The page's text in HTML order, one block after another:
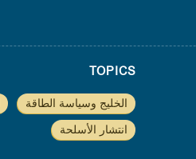
TOPICS
الخليج وسياسة الطاقة
انتشار الأسلحة